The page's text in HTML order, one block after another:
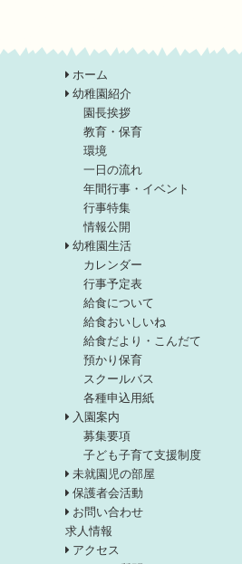
ホーム
幼稚園紹介
園長挨拶
教育・保育
環境
一日の流れ
年間行事・イベント
行事特集
情報公開
幼稚園生活
カレンダー
行事予定表
給食について
給食おいしいね
給食だより・こんだて
預かり保育
スクールバス
各種申込用紙
入園案内
募集要項
子ども子育て支援制度
未就園児の部屋
保護者会活動
お問い合わせ
求人情報
アクセス